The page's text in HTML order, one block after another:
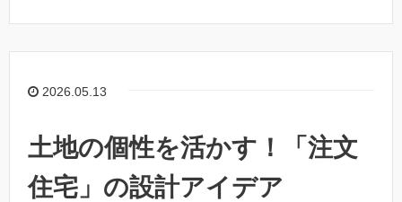
2026.05.13
土地の個性を活かす！「注文
住宅」の設計アイデア